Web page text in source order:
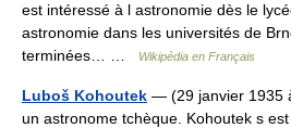
est intéressé à l astronomie dès le
astronomie dans les universités de
terminées… …
Wikipédia en Français
Luboš Kohoutek — (29 janvier 1935
un astronome tchèque. Kohoutek s